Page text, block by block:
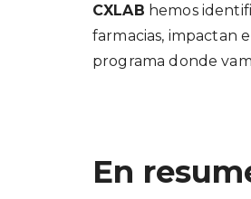
CXLAB hemos
farmacias, impactan
programa donde
En